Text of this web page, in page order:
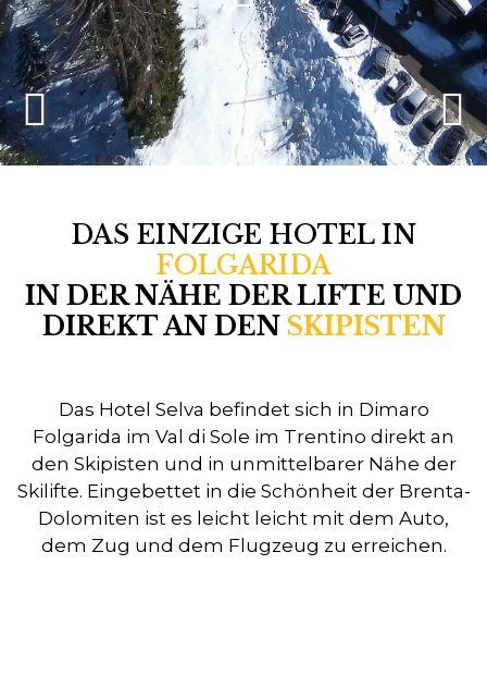
DAS EINZIGE HOTEL IN
FOLGARIDA
IN DER NÄHE DER LIFTE UND
DIREKT AN DEN SKIPISTEN
Das Hotel Selva befindet sich in Dimaro
Folgarida im Val di Sole im Trentino direkt an
den Skipisten und in unmittelbarer Nähe der
Skilifte. Eingebettet in die Schönheit der Brenta-
Dolomiten ist es leicht leicht mit dem Auto,
dem Zug und dem Flugzeug zu erreichen.